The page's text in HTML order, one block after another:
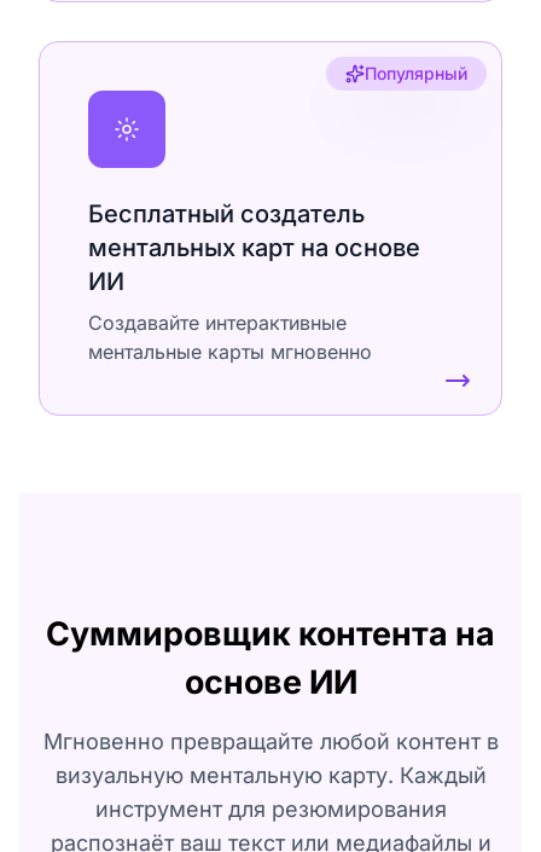
Популярный
Бесплатный создатель
ментальных карт на основе
ИИ
Создавайте интерактивные
ментальные карты мгновенно
Суммировщик контента на
основе ИИ
Мгновенно превращайте любой контент в
визуальную ментальную карту. Каждый
инструмент для резюмирования
распознаёт ваш текст или медиафайлы и